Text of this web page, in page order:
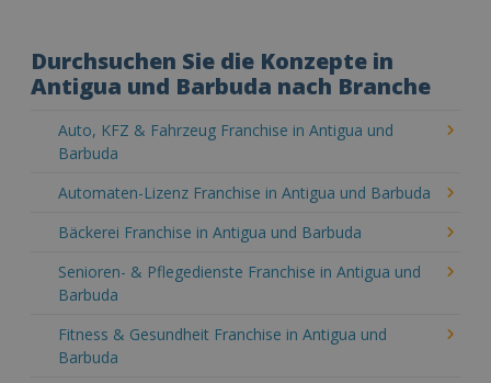
Durchsuchen Sie die Konzepte in
Antigua und Barbuda nach Branche
Auto, KFZ & Fahrzeug Franchise in Antigua und
Barbuda
Automaten-Lizenz Franchise in Antigua und Barbuda
Bäckerei Franchise in Antigua und Barbuda
Senioren- & Pflegedienste Franchise in Antigua und
Barbuda
Fitness & Gesundheit Franchise in Antigua und
Barbuda